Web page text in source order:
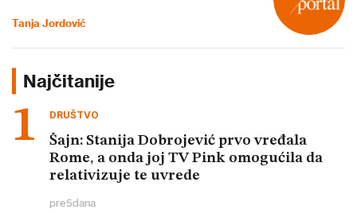
Tanja Jordović
Najčitanije
DRUŠTVO
Šajn: Stanija Dobrojević prvo vređala
Rome, a onda joj TV Pink omogućila da
relativizuje te uvrede
pre5dana